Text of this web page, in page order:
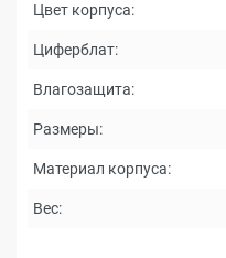
Цвет корпуса:
Циферблат:
Влагозащита:
Размеры:
Материал корпуса:
Вес: